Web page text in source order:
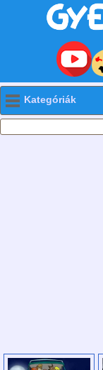
Kategóriák